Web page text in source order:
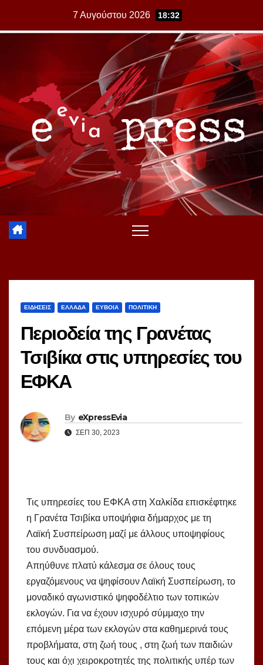
7 Αυγούστου 2026 18:32
ΕΙΔΗΣΕΙΣ ΕΛΛΑΔΑ ΕΥΒΟΙΑ ΠΟΛΙΤΙΚΗ
Περιοδεία της Γρανέτας
Τσιβίκα στις υπηρεσίες του
ΕΦΚΑ
By eXpressEvia
ΣΕΠ 30, 2023
Τις υπηρεσίες του ΕΦΚΑ στη Χαλκίδα επισκέφτηκε
η Γρανέτα Τσιβίκα υποψήφια δήμαρχος με τη
Λαϊκή Συσπείρωση μαζί με άλλους υποψηφίους
του συνδυασμού.
Απηύθυνε πλατύ κάλεσμα σε όλους τους
εργαζόμενους να ψηφίσουν Λαϊκή Συσπείρωση, το
μοναδικό αγωνιστικό ψηφοδέλτιο των τοπικών
εκλογών. Για να έχουν ισχυρό σύμμαχο την
επόμενη μέρα των εκλογών στα καθημερινά τους
προβλήματα, στη ζωή τους , στη ζωή των παιδιών
τους και όχι χειροκροτητές της πολιτικής υπέρ των